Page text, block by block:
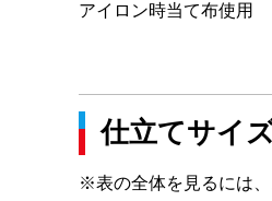
アイロン時当て布使用
仕立てサイ
※表の全体を見るには